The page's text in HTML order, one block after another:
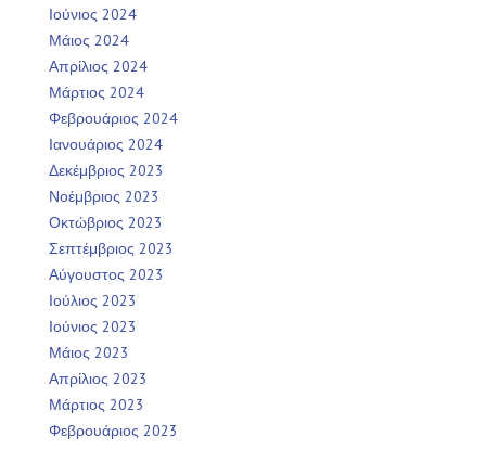
Ιούνιος 2024
Μάιος 2024
Απρίλιος 2024
Μάρτιος 2024
Φεβρουάριος 2024
Ιανουάριος 2024
Δεκέμβριος 2023
Νοέμβριος 2023
Οκτώβριος 2023
Σεπτέμβριος 2023
Αύγουστος 2023
Ιούλιος 2023
Ιούνιος 2023
Μάιος 2023
Απρίλιος 2023
Μάρτιος 2023
Φεβρουάριος 2023